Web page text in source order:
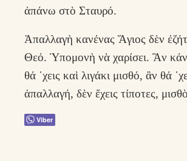
ἀπάνω στὸ Σταυρό.
Ἀπαλλαγὴ κανένας Ἅγιος δὲν
Θεό. Ὑπομονὴ νὰ χαρίσει. Ἂν
θά ῾χεις καὶ λιγάκι μισθό, ἂν θά
ἀπαλλαγή, δὲν ἔχεις τίποτες,
Viber